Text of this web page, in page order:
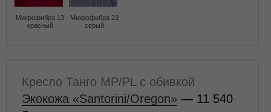
Микрофибра 13
красный
Микрофибра 23
серый
Кресло Танго MP/PL с обивкой
Экокожа «Santorini/Oregon» — 11 540